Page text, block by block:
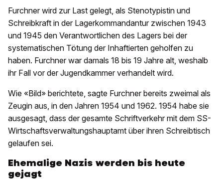
Furchner wird zur Last gelegt, als Stenotypistin und
Schreibkraft in der Lagerkommandantur zwischen 1943
und 1945 den Verantwortlichen des Lagers bei der
systematischen Tötung der Inhaftierten geholfen zu
haben. Furchner war damals 18 bis 19 Jahre alt, weshalb
ihr Fall vor der Jugendkammer verhandelt wird.
Wie «Bild» berichtete, sagte Furchner bereits zweimal als
Zeugin aus, in den Jahren 1954 und 1962. 1954 habe sie
ausgesagt, dass der gesamte Schriftverkehr mit dem SS-
Wirtschaftsverwaltungshauptamt über ihren Schreibtisch
gelaufen sei.
Ehemalige Nazis werden bis heute
gejagt